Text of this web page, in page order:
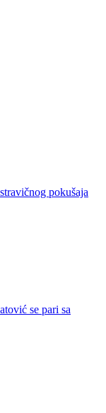
pokušaja
se pari sa